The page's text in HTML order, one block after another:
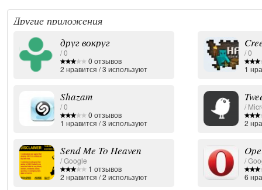
Другие приложения
друг вокруг
/ 0
0 отзывов
2 нравится /3 используют
Shazam
/ 0
0 отзывов
1 нравится /3 используют
Send Me To Heaven
/ Google
1 отзывов
2 нравится /2 используют
/ 0
1
/
2
/
6